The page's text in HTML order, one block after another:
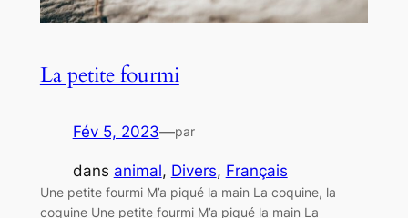
La petite fourmi
Fév 5, 2023—par
dans animal, Divers, Français
Une petite fourmi M’a piqué la main La coquine, la
coquine Une petite fourmi M’a piqué la main La